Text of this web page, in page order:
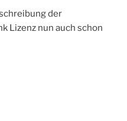
der
Lizenz nun auch schon